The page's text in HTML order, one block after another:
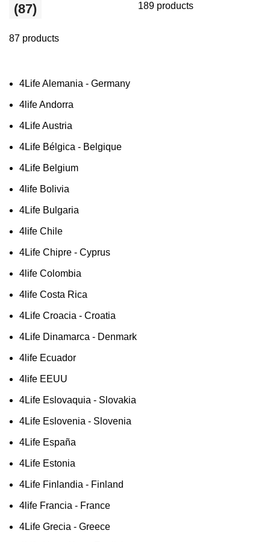
4Life Alemania - Germany
4life Andorra
4Life Austria
4Life Bélgica - Belgique
4Life Belgium
4life Bolivia
4Life Bulgaria
4life Chile
4Life Chipre - Cyprus
4life Colombia
4life Costa Rica
4Life Croacia - Croatia
4Life Dinamarca - Denmark
4life Ecuador
4life EEUU
4Life Eslovaquia - Slovakia
4Life Eslovenia - Slovenia
4Life España
4Life Estonia
4Life Finlandia - Finland
4life Francia - France
4Life Grecia - Greece
(87)
87 products
189 products